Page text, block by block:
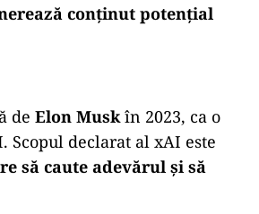
conținut potențial
de Elon Muskîn 2023, ca o
Scopul declarat al xAI este
să caute adevărul și să